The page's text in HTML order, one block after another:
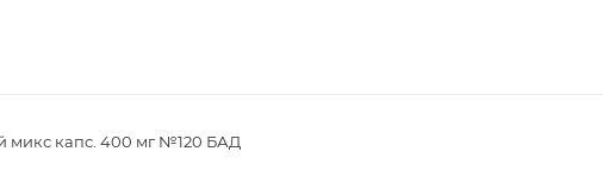
микс капс. 400 мг №120 БАД